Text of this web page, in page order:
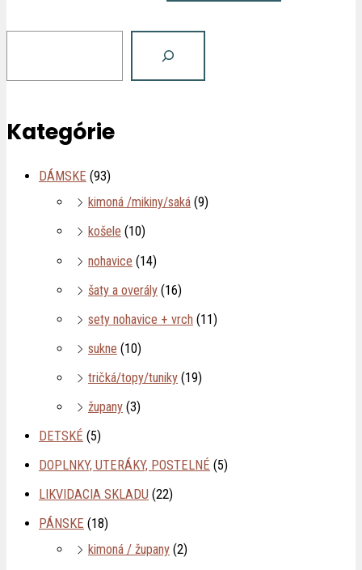
Kategórie
DÁMSKE (93)
kimoná /mikiny/saká (9)
košele (10)
nohavice (14)
šaty a overály (16)
sety nohavice + vrch (11)
sukne (10)
tričká/topy/tuniky (19)
župany (3)
DETSKÉ (5)
DOPLNKY, UTERÁKY, POSTELNÉ (5)
LIKVIDACIA SKLADU (22)
PÁNSKE (18)
kimoná / župany (2)